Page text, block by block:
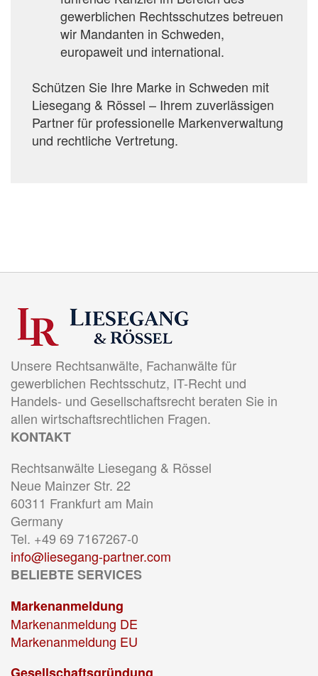
gewerblichen Rechtsschutzes betreuen
wir Mandanten in Schweden,
europaweit und international.
Schützen Sie Ihre Marke in Schweden mit
Liesegang & Rössel – Ihrem zuverlässigen
Partner für professionelle Markenverwaltung
und rechtliche Vertretung.
Unsere Rechtsanwälte, Fachanwälte für
gewerblichen Rechtsschutz, IT-Recht und
Handels- und Gesellschaftsrecht beraten Sie in
allen wirtschaftsrechtlichen Fragen.
KONTAKT
Rechtsanwälte Liesegang & Rössel
Neue Mainzer Str. 22
60311 Frankfurt am Main
Germany
Tel. +49 69 7167267-0
info@liesegang-partner.com
BELIEBTE SERVICES
Markenanmeldung
Markenanmeldung DE
Markenanmeldung EU